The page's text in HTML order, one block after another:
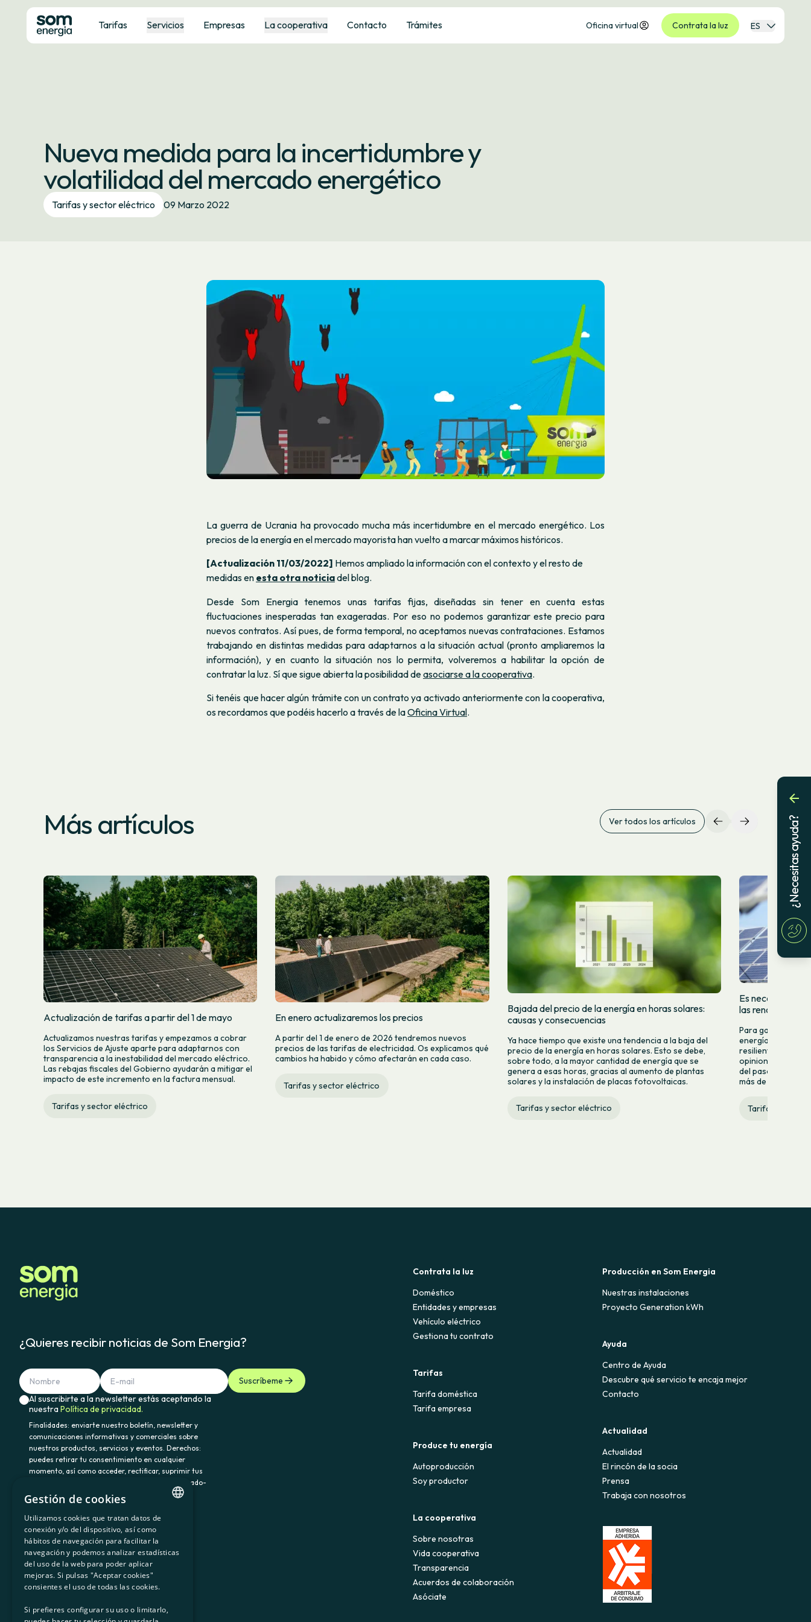
Tarifas Servicios Empresas La cooperativa Contacto Trámites Oficina virtual Contrata la luz ES
Nueva medida para la incertidumbre y
volatilidad del mercado energético
Tarifas y sector eléctrico 09 Marzo 2022
La guerra de Ucrania ha provocado mucha más incertidumbre en el mercado energético. Los
precios de la energía en el mercado mayorista han vuelto a marcar máximos históricos.
[Actualización 11/03/2022] Hemos ampliado la información con el contexto y el resto de
medidas en esta otra noticiadel blog.
Desde Som Energia tenemos unas tarifas fijas, diseñadas sin tener en cuenta estas
fluctuaciones inesperadas tan exageradas. Por eso no podemos garantizar este precio para
nuevos contratos. Así pues, de forma temporal, no aceptamos nuevas contrataciones. Estamos
trabajando en distintas medidas para adaptarnos a la situación actual(pronto ampliaremos la
información), y en cuanto la situación nos lo permita, volveremos a habilitar la opción de
contratar la luz. Sí que sigue abierta la posibilidad deasociarse a la cooperativa.
Si tenéis que hacer algún trámite con un contrato ya activado anteriormente con la cooperativa,
os recordamos que podéis hacerlo a través de laOficina Virtual.
Más artículos Ver todos los artículos
Actualización de tarifas a partir del 1 de mayo
Actualizamos nuestras tarifas y empezamos a cobrar
los Servicios de Ajuste aparte para adaptarnos con
transparencia a la inestabilidad del mercado eléctrico.
Las rebajas fiscales del Gobierno ayudarán a mitigar el
impacto de este incremento en la factura mensual.
Tarifas y sector eléctrico
En enero actualizaremos los precios
A partir del 1 de enero de 2026 tendremos nuevos
precios de las tarifas de electricidad. Os explicamos qué
cambios ha habido y cómo afectarán en cada caso.
Tarifas y sector eléctrico
Bajada del precio de la energía en horas solares:
causas y consecuencias
Ya hace tiempo que existe una tendencia a la baja del
precio de la energía en horas solares. Esto se debe,
sobre todo, a la mayor cantidad de energía que se
genera a esas horas, gracias al aumento de plantas
solares y la instalación de placas fotovoltaicas.
Tarifas y sector eléctrico
Es necesario
las renovables
Para garantizar
energía
resiliente,
opiniones y
del pasado lunes
más de quince
Tarifas y sector
¿Quieres recibir noticias de Som Energia?
Suscríbeme
Al suscribirte a la newsletter estás aceptando la
nuestraPolítica de privacidad.
Finalidades: enviarte nuestro boletín, newsletter y
comunicaciones informativas y comerciales sobre
nuestros productos, servicios y eventos. Derechos:
puedes retirar tu consentimiento en cualquier
momento, así como acceder, rectificar, suprimir tus
datos y demás derechos en somenergia@delegado-
datos.com. Información adicional:
Política de
privacidad.
900 103 605
Contrata la luz
Doméstico
Entidades y empresas
Vehículo eléctrico
Gestiona tu contrato
Tarifas
Tarifa doméstica
Tarifa empresa
Produce tu energía
Autoproducción
Soy productor
La cooperativa
Sobre nosotras
Vida cooperativa
Transparencia
Acuerdos de colaboración
Asóciate
Producción en Som Energia
Nuestras instalaciones
Proyecto Generation kWh
Ayuda
Centro de Ayuda
Descubre qué servicio te encaja mejor
Contacto
Actualidad
Actualidad
El rincón de la socia
Prensa
Trabaja con nosotros
¿Necesitas ayuda?
CATALAN
SPANISH
GL
BASQUE
Gestión de cookies
Utilizamos cookies que tratan datos de
conexión y/o del dispositivo, así como
hábitos de navegación para facilitar la
navegación y podemos analizar estadísticas
del uso de la web para poder aplicar
mejoras. Si pulsas "Aceptar cookies"
consientes el uso de todas las cookies.
Si prefieres configurar su uso o limitarlo,